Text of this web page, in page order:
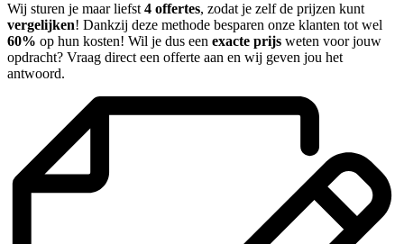
Wij sturen je maar liefst 4 offertes, zodat je zelf de prijzen kunt
vergelijken! Dankzij deze methode besparen onze klanten tot wel
60% op hun kosten! Wil je dus een exacte prijs weten voor jouw
opdracht? Vraag direct een offerte aan en wij geven jou het
antwoord.